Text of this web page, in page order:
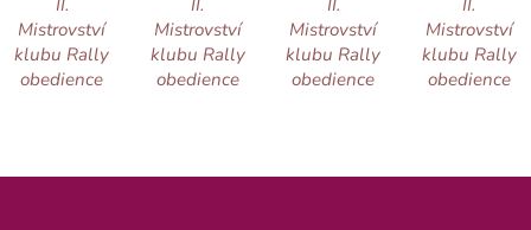
Mistrovství
klubu Rally
obedience
Mistrovství
klubu Rally
obedience
Mistrovství
klubu Rally
obedience
Mistrovství
klubu Rally
obedience